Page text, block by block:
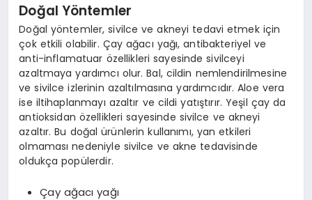
Doğal Yöntemler
Doğal yöntemler, sivilce ve akneyi tedavi etmek için
çok etkili olabilir. Çay ağacı yağı, antibakteriyel ve
anti-inflamatuar özellikleri sayesinde sivilceyi
azaltmaya yardımcı olur. Bal, cildin nemlendirilmesine
ve sivilce izlerinin azaltılmasına yardımcıdır. Aloe vera
ise iltihaplanmayı azaltır ve cildi yatıştırır. Yeşil çay da
antioksidan özellikleri sayesinde sivilce ve akneyi
azaltır. Bu doğal ürünlerin kullanımı, yan etkileri
olmaması nedeniyle sivilce ve akne tedavisinde
oldukça popülerdir.
Çay ağacı yağı